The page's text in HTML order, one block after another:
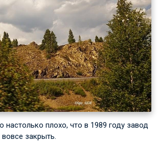
настолько плохо, что в 1989 году завод
закрыть.